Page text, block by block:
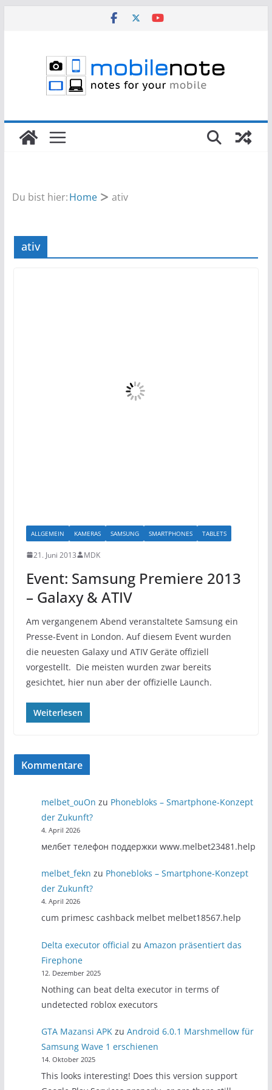
Du bist hier:Home ativ
ativ
ALLGEMEIN KAMERAS SAMSUNG SMARTPHONES TABLETS
21. Juni 2013 MDK
Event: Samsung Premiere 2013
– Galaxy & ATIV
Am vergangenem Abend veranstaltete Samsung ein
Presse-Event in London. Auf diesem Event wurden
die neuesten Galaxy und ATIV Geräte offiziell
vorgestellt. Die meisten wurden zwar bereits
gesichtet, hier nun aber der offizielle Launch.
Weiterlesen
Kommentare
melbet_ouOn zu Phonebloks – Smartphone-Konzept
der Zukunft?
4. April 2026
мелбет телефон поддержки www.melbet23481.help
melbet_fekn zu Phonebloks – Smartphone-Konzept
der Zukunft?
4. April 2026
cum primesc cashback melbet melbet18567.help
Delta executor official zuAmazon präsentiert das
Firephone
12. Dezember 2025
Nothing can beat delta executor in terms of
undetected roblox executors
GTA Mazansi APK zuAndroid 6.0.1 Marshmellow für
Samsung Wave 1 erschienen
14. Oktober 2025
This looks interesting! Does this version support